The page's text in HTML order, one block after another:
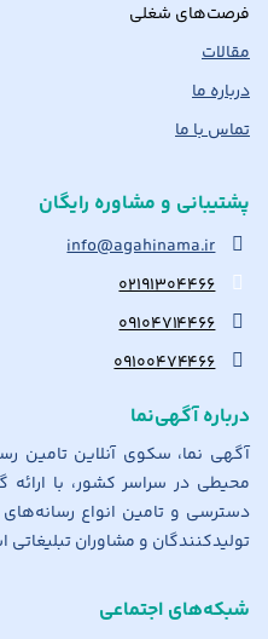
فرصت‌های شغلی
مقالات
درباره ما
تماس با ما
پشتیبانی و مشاوره رایگان
info@agahinama.ir
۰۲۱۹۱۳۰۴۴۶۶
۰۹۱۰۴۷۱۴۴۶۶
۰۹۱۰۰۴۷۴۴۶۶
درباره آگهی‌نما
آگهی نما، سکوی آنلاین تامین
محیطی در سراسر کشور، با
دسترسی و تامین انواع رسانه‌های
تولیدکنندگان و مشاوران
شبکه‌های اجتماعی